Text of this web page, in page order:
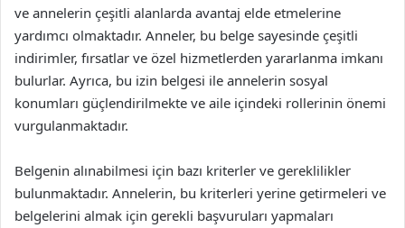
ve annelerin çeşitli alanlarda avantaj elde etmelerine
yardımcı olmaktadır. Anneler, bu belge sayesinde çeşitli
indirimler, fırsatlar ve özel hizmetlerden yararlanma imkanı
bulurlar. Ayrıca, bu izin belgesi ile annelerin sosyal
konumları güçlendirilmekte ve aile içindeki rollerinin önemi
vurgulanmaktadır.
Belgenin alınabilmesi için bazı kriterler ve gereklilikler
bulunmaktadır. Annelerin, bu kriterleri yerine getirmeleri ve
belgelerini almak için gerekli başvuruları yapmaları